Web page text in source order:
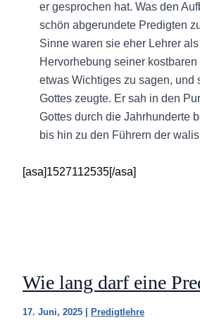
er gesprochen hat. Was den
schön abgerundete Predigten
Sinne waren sie eher Lehrer
Hervorhebung seiner
etwas Wichtiges zu sagen, und
Gottes zeugte. Er sah in den
Gottes durch die Jahrhunderte
bis hin zu den Führern der
[asa]1527112535[/asa]
Wie lang darf eine
17. Juni, 2025 Predigtlehre